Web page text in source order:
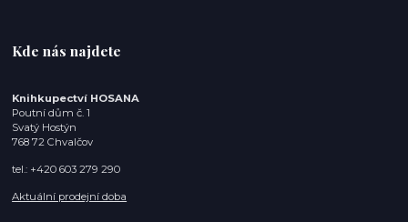
Kde nás najdete
Knihkupectví HOSANA
Poutní dům č. 1
Svatý Hostýn
768 72 Chvalčov
tel.: +420 603 279 290
Aktuální prodejní doba